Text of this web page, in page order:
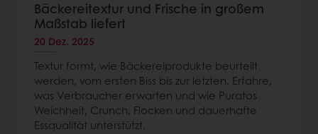
Bäckereitextur und Frische in großem
Maßstab liefert
20 Dez. 2025
Textur formt, wie Bäckereiprodukte beurteilt
werden, vom ersten Biss bis zur letzten. Erfahre,
was Verbraucher erwarten und wie Puratos
Weichheit, Crunch, Flocken und dauerhafte
Essqualität unterstützt.